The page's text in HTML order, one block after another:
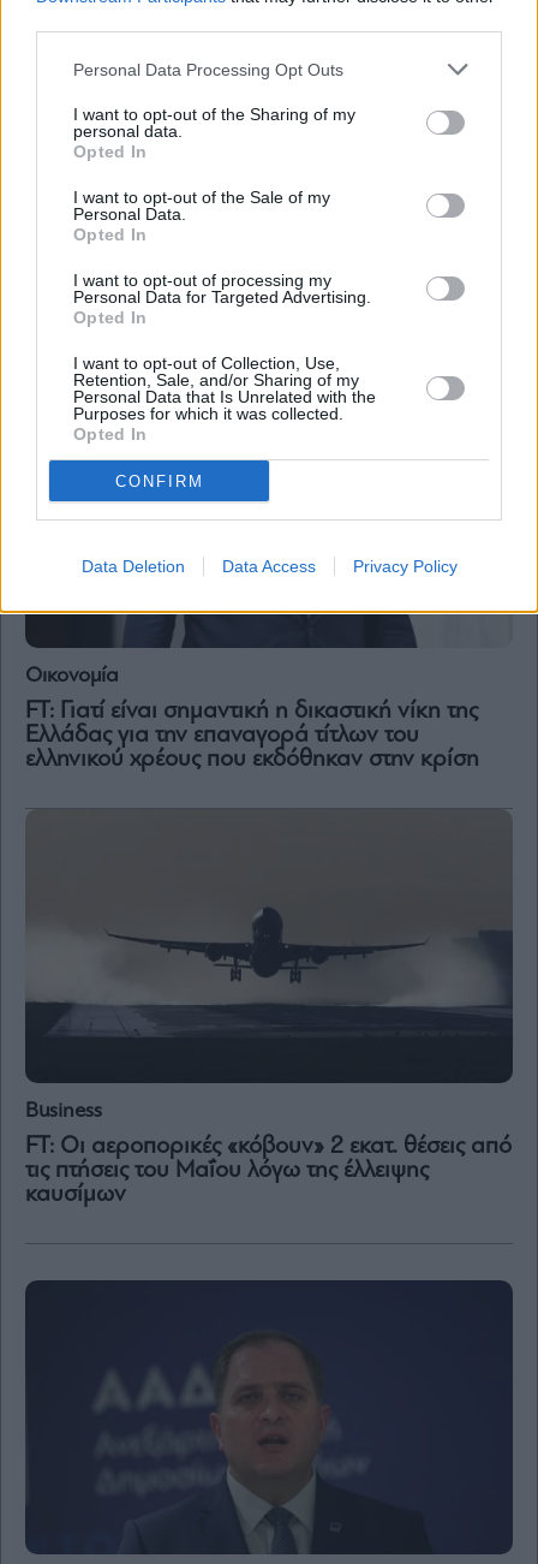
Personal Data Processing Opt Outs
I want to opt-out of the Sharing of my
personal data.
Opted In
I want to opt-out of the Sale of my
Personal Data.
Opted In
I want to opt-out of processing my
Personal Data for Targeted Advertising.
Opted In
I want to opt-out of Collection, Use,
Retention, Sale, and/or Sharing of my
Personal Data that Is Unrelated with the
Purposes for which it was collected.
Opted In
CONFIRM
Data Deletion Data Access Privacy Policy
Οικονομία
FT: Οι γιοι του Τραμπ επενδύουν 1 δισ. δολάρια
σε drones, κρυπτονομίσματα και AI
Οικονομία
FT: Γιατί είναι σημαντική η δικαστική νίκη της
Ελλάδας για την επαναγορά τίτλων του
ελληνικού χρέους που εκδόθηκαν στην κρίση
Business
FT: Οι αεροπορικές «κόβουν» 2 εκατ. θέσεις από
τις πτήσεις του Μαΐου λόγω της έλλειψης
καυσίμων